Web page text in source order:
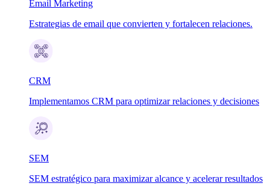
Email Marketing
Estrategias de email que convierten y fortalecen relaciones.
CRM
Implementamos CRM para optimizar relaciones y decisiones
SEM
SEM estratégico para maximizar alcance y acelerar resultados